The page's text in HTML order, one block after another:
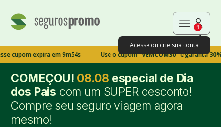
1
Acesse ou crie sua conta
expira em 9m53s
Use o cupom"VEMCOM30"e garanta30% OFF!
COMEÇOU! 08.08 especial de Dia
dos Pais com um SUPER desconto!
Compre seu seguro viagem agora
mesmo!